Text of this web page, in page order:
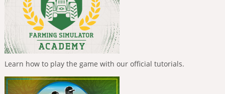
Learn how to play the game with our official tutorials.